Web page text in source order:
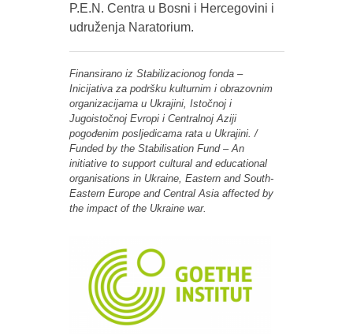
P.E.N. Centra u Bosni i Hercegovini i
udruženja Naratorium.
Finansirano iz Stabilizacionog fonda –
Inicijativa za podršku kulturnim i obrazovnim
organizacijama u Ukrajini, Istočnoj i
Jugoistočnoj Evropi i Centralnoj Aziji
pogođenim posljedicama rata u Ukrajini. /
Funded by the Stabilisation Fund – An
initiative to support cultural and educational
organisations in Ukraine, Eastern and South-
Eastern Europe and Central Asia affected by
the impact of the Ukraine war.